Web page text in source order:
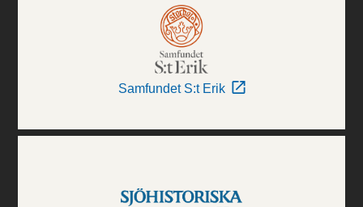
Samfundet S:t Erik